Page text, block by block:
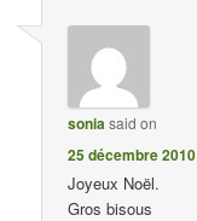
sonia said on
25 décembre
Joyeux Noël.
Gros bisous